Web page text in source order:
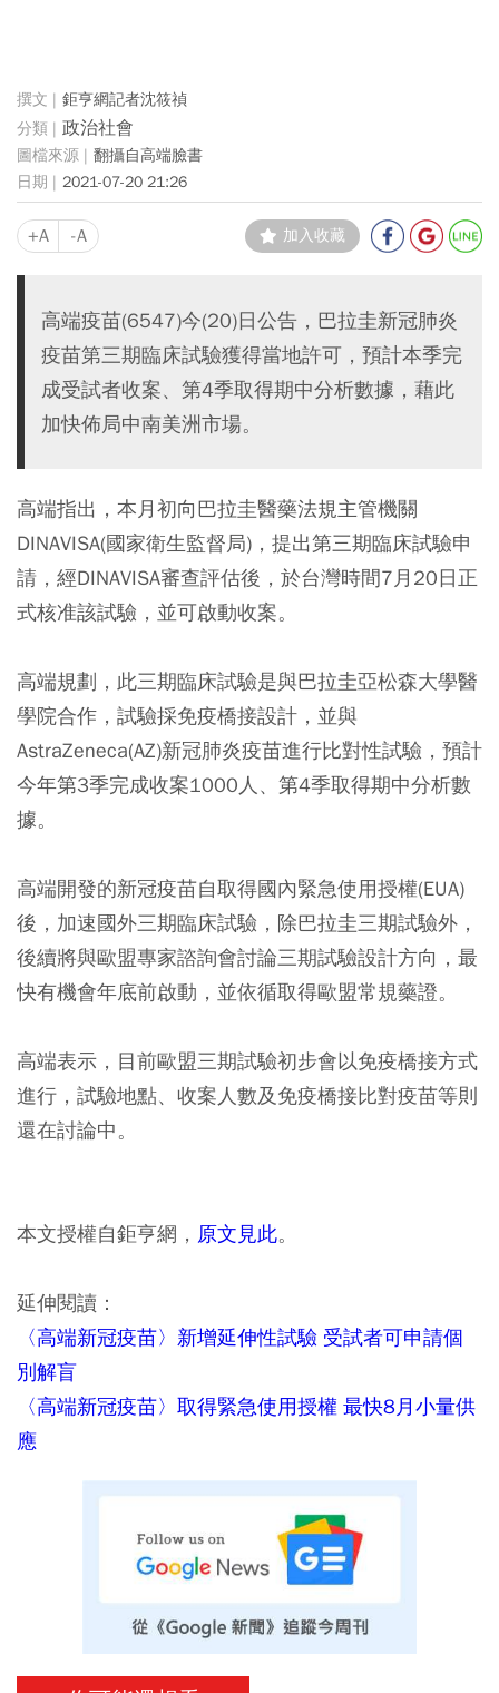
鉅亨網記者沈筱禎
政治社會
翻攝自高端臉書
2021-07-20 21:26
+A -A 加入收藏
高端疫苗(6547)今(20)日公告，巴拉圭新冠肺炎
疫苗第三期臨床試驗獲得當地許可，預計本季完
成受試者收案、第4季取得期中分析數據，藉此
加快佈局中南美洲市場。
高端指出，本月初向巴拉圭醫藥法規主管機關
DINAVISA(國家衛生監督局)，提出第三期臨床試驗申
請，經DINAVISA審查評估後，於台灣時間7月20日正
式核准該試驗，並可啟動收案。
高端規劃，此三期臨床試驗是與巴拉圭亞松森大學醫
學院合作，試驗採免疫橋接設計，並與
AstraZeneca(AZ)新冠肺炎疫苗進行比對性試驗，預計
今年第3季完成收案1000人、第4季取得期中分析數
據。
高端開發的新冠疫苗自取得國內緊急使用授權(EUA)
後，加速國外三期臨床試驗，除巴拉圭三期試驗外，
後續將與歐盟專家諮詢會討論三期試驗設計方向，最
快有機會年底前啟動，並依循取得歐盟常規藥證。
高端表示，目前歐盟三期試驗初步會以免疫橋接方式
進行，試驗地點、收案人數及免疫橋接比對疫苗等則
還在討論中。
本文授權自鉅亨網， 原文見此。
延伸閱讀：
〈高端新冠疫苗〉新增延伸性試驗 受試者可申請個
別解盲
〈高端新冠疫苗〉取得緊急使用授權 最快8月小量供
應